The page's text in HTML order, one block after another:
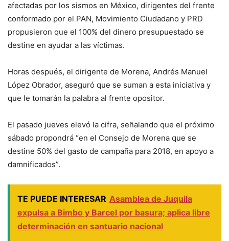
afectadas por los sismos en México, dirigentes del frente
conformado por el PAN, Movimiento Ciudadano y PRD
propusieron que el 100% del dinero presupuestado se
destine en ayudar a las víctimas.
Horas después, el dirigente de Morena, Andrés Manuel
López Obrador, aseguró que se suman a esta iniciativa y
que le tomarán la palabra al frente opositor.
El pasado jueves elevó la cifra, señalando que el próximo
sábado propondrá “en el Consejo de Morena que se
destine 50% del gasto de campaña para 2018, en apoyo a
damnificados”.
TE PUEDE INTERESAR Asamblea de Juquila
expulsa a Bimbo y Barcel por basura; aplica libre
determinación en santuario nacional